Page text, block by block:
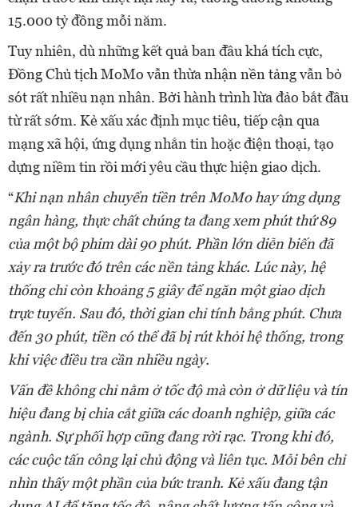
15.000 tỷ đồng mỗi năm.
Tuy nhiên, dù những kết quả ban đầu khá tích cực,
Đồng Chủ tịch MoMo vẫn thừa nhận nền tảng vẫn bỏ
sót rất nhiều nạn nhân. Bởi hành trình lừa đảo bắt đầu
từ rất sớm. Kẻ xấu xác định mục tiêu, tiếp cận qua
mạng xã hội, ứng dụng nhắn tin hoặc điện thoại, tạo
dựng niềm tin rồi mới yêu cầu thực hiện giao dịch.
“Khi nạn nhân chuyển tiền trên MoMo hay ứng dụng
ngân hàng, thực chất chúng ta đang xem phút thứ 89
của một bộ phim dài 90 phút. Phần lớn diễn biến đã
xảy ra trước đó trên các nền tảng khác. Lúc này, hệ
thống chỉ còn khoảng 5 giây để ngăn một giao dịch
trực tuyến. Sau đó, thời gian chỉ tính bằng phút. Chưa
đến 30 phút, tiền có thể đã bị rút khỏi hệ thống, trong
khi việc điều tra cần nhiều ngày.
Vấn đề không chỉ nằm ở tốc độ mà còn ở dữ liệu và tín
hiệu đang bị chia cắt giữa các doanh nghiệp, giữa các
ngành. Sự phối hợp cũng đang rời rạc. Trong khi đó,
các cuộc tấn công lại chủ động và liên tục. Mỗi bên chỉ
nhìn thấy một phần của bức tranh. Kẻ xấu đang tận